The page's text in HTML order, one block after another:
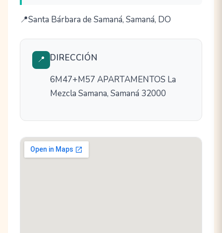
Santa Bárbara de Samaná, Samaná, DO
📍 DIRECCIÓN
6M47+M57 APARTAMENTOS La
Mezcla Samana, Samaná 32000